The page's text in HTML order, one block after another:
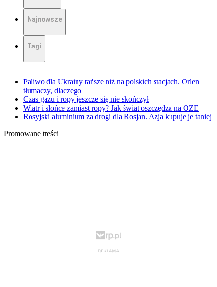
Najnowsze
Tagi
Paliwo dla Ukrainy tańsze niż na polskich stacjach. Orlen
tłumaczy, dlaczego
Czas gazu i ropy jeszcze się nie skończył
Wiatr i słońce zamiast ropy? Jak świat oszczędza na OZE
Rosyjski aluminium za drogi dla Rosjan. Azja kupuje je taniej
Promowane treści